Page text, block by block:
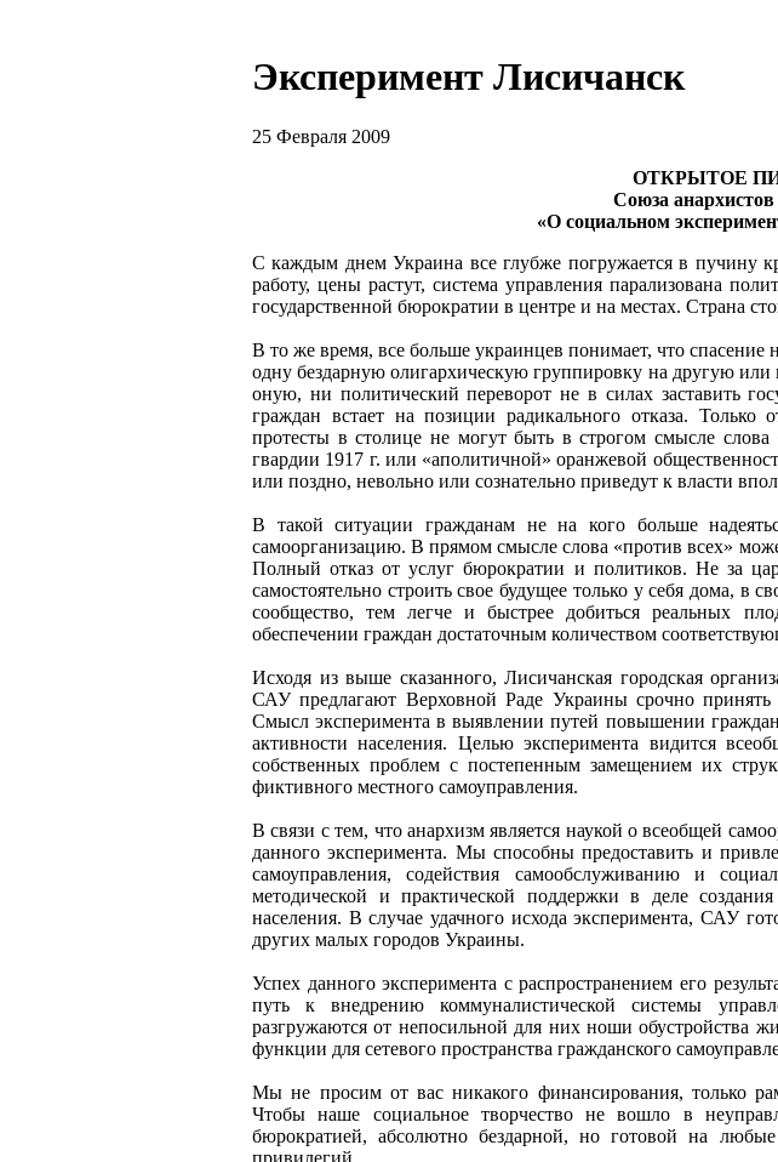
Эксперимент Лисичанск
25 Февраля 2009
ОТКРЫТОЕ
Союза
«О социальном
С каждым днем Украина все глубже погружается в пучину
работу, цены растут, система управления парализована
государственной бюрократии в центре и на местах. Страна
В то же время, все больше украинцев понимает, что
одну бездарную олигархическую группировку на другую
оную, ни политический переворот не в силах заставить
граждан встает на позиции радикального отказа. Только
протесты в столице не могут быть в строгом смысле
гвардии 1917 г. или «аполитичной» оранжевой
или поздно, невольно или сознательно приведут к власти
В такой ситуации гражданам не на кого больше
самоорганизацию. В прямом смысле слова «против всех»
Полный отказ от услуг бюрократии и политиков. Не за
самостоятельно строить свое будущее только у себя дома,
сообщество, тем легче и быстрее добиться реальных
обеспечении граждан достаточным количеством
Исходя из выше сказанного, Лисичанская городская
САУ предлагают Верховной Раде Украины срочно
Смысл эксперимента в выявлении путей повышении
активности населения. Целью эксперимента видится
собственных проблем с постепенным замещением их
фиктивного местного самоуправления.
В связи с тем, что анархизм является наукой о всеобщей
данного эксперимента. Мы способны предоставить и
самоуправления, содействия самообслуживанию и
методической и практической поддержки в деле
населения. В случае удачного исхода эксперимента, САУ
других малых городов Украины.
Успех данного эксперимента с распространением его
путь к внедрению коммуналистической системы
разгружаются от непосильной для них ноши
функции для сетевого пространства гражданского
Мы не просим от вас никакого финансирования, только
Чтобы наше социальное творчество не вошло в
бюрократией, абсолютно бездарной, но готовой на
привилегий.